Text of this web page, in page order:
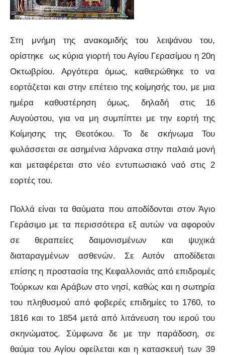
Στη μνήμη της ανακομιδής του λειψάνου του,
ορίστηκε ως κύρια γιορτή του Αγίου Γερασίμου η 20η
Οκτωβρίου. Αργότερα όμως, καθιερώθηκε το να
εορτάζεται και στην επέτειο της κοίμησής του, με μια
ημέρα καθυστέρηση όμως, δηλαδή στις 16
Αυγούστου, για να μη συμπίπτει με την εορτή της
Κοίμησης της Θεοτόκου. Το δε σκήνωμα Του
φυλάσσεται σε ασημένια λάρνακα στην παλαιά μονή
και μεταφέρεται στο νέο εντυπωσιακό ναό στις 2
εορτές του.
Πολλά είναι τα θαύματα που αποδίδονται στον Άγιο
Γεράσιμο με τα περισσότερα εξ αυτών να αφορούν
σε θεραπείες δαιμονισμένων και ψυχικά
διαταραγμένων ασθενών. Σε Αυτόν αποδίδεται
επίσης η προστασία της Κεφαλλονιάς από επιδρομές
Τούρκων και Αράβων στο νησί, καθώς και η σωτηρία
του πληθυσμού από φοβερές επιδημίες το 1760, το
1816 και το 1854 μετά από λιτάνευση του ιερού του
σκηνώματος. Σύμφωνα δε με την παράδοση, σε
θαύμα του Αγίου οφείλεται και η κατασκευή των 39